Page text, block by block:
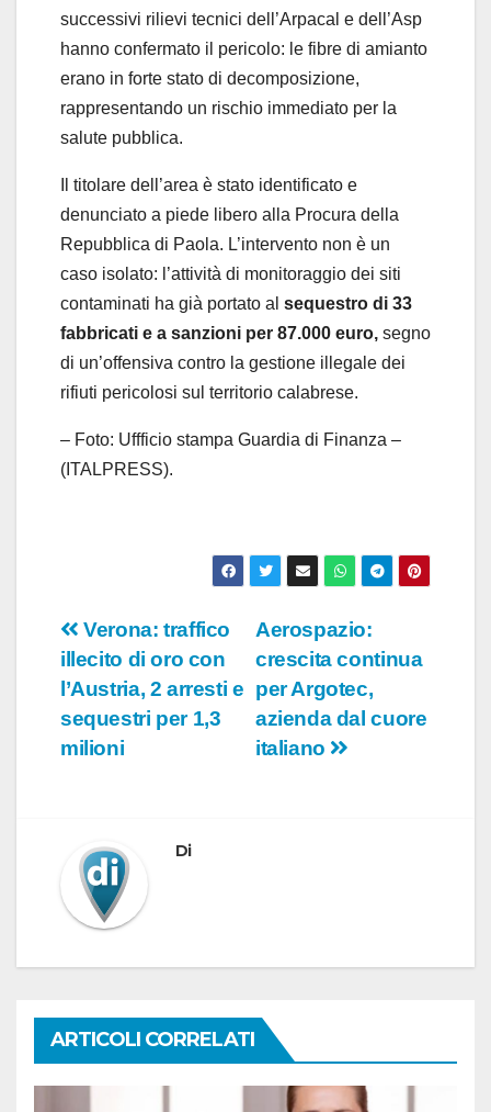
successivi rilievi tecnici dell’Arpacal e dell’Asp
hanno confermato il pericolo: le fibre di amianto
erano in forte stato di decomposizione,
rappresentando un rischio immediato per la
salute pubblica.
Il titolare dell’area è stato identificato e
denunciato a piede libero alla Procura della
Repubblica di Paola. L’intervento non è un
caso isolato: l’attività di monitoraggio dei siti
contaminati ha già portato al sequestro di 33
fabbricati e a sanzioni per 87.000 euro, segno
di un’offensiva contro la gestione illegale dei
rifiuti pericolosi sul territorio calabrese.
– Foto: Uffficio stampa Guardia di Finanza –
(ITALPRESS).
Navigazione
articoli
Aerospazio:
crescita continua
per Argotec,
azienda dal cuore
italiano
Verona: traffico
illecito di oro con
l’Austria, 2 arresti e
sequestri per 1,3
milioni
Di
ARTICOLI CORRELATI